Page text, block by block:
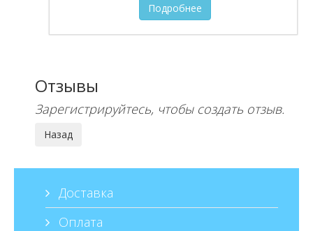
Подробнее
Отзывы
Зарегистрируйтесь, чтобы создать отзыв.
Доставка
Оплата